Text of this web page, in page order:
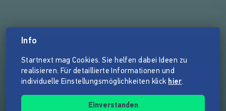
Info
Startnext mag Cookies. Sie helfen dabei Ideen zu
realisieren. Für detaillierte Informationen und
individuelle Einstellungsmöglichkeiten klick hier.
Einverstanden